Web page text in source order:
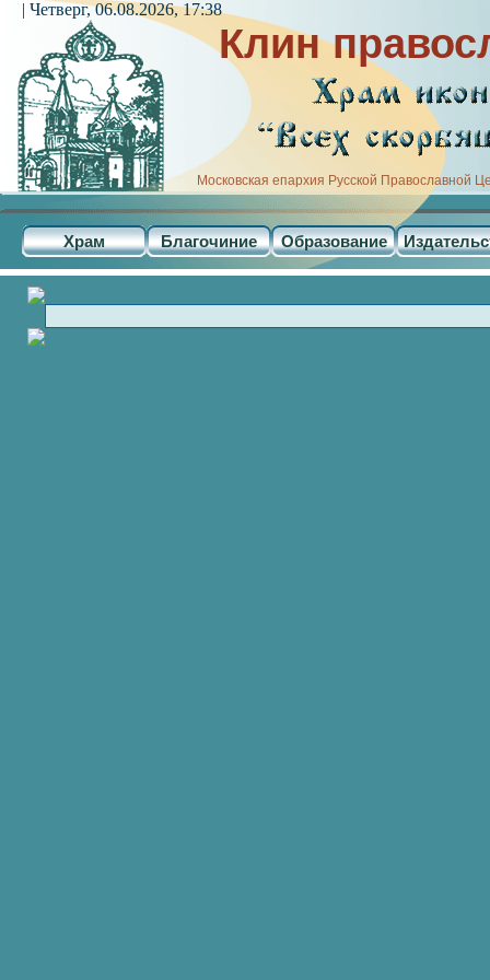
Клин
Московская епархия Русской Православной
Храм Благочиние Образование
| Четверг, 06.08.2026, 17:38